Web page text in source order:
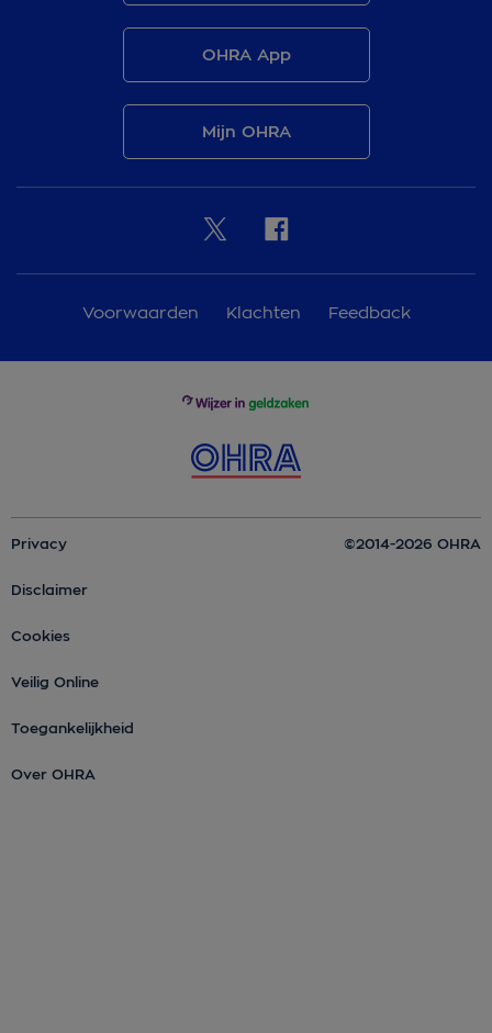
OHRA App
Mijn OHRA
Voorwaarden Klachten Feedback
Privacy
Disclaimer
Cookies
Veilig Online
Toegankelijkheid
Over OHRA
©2014-2026 OHRA